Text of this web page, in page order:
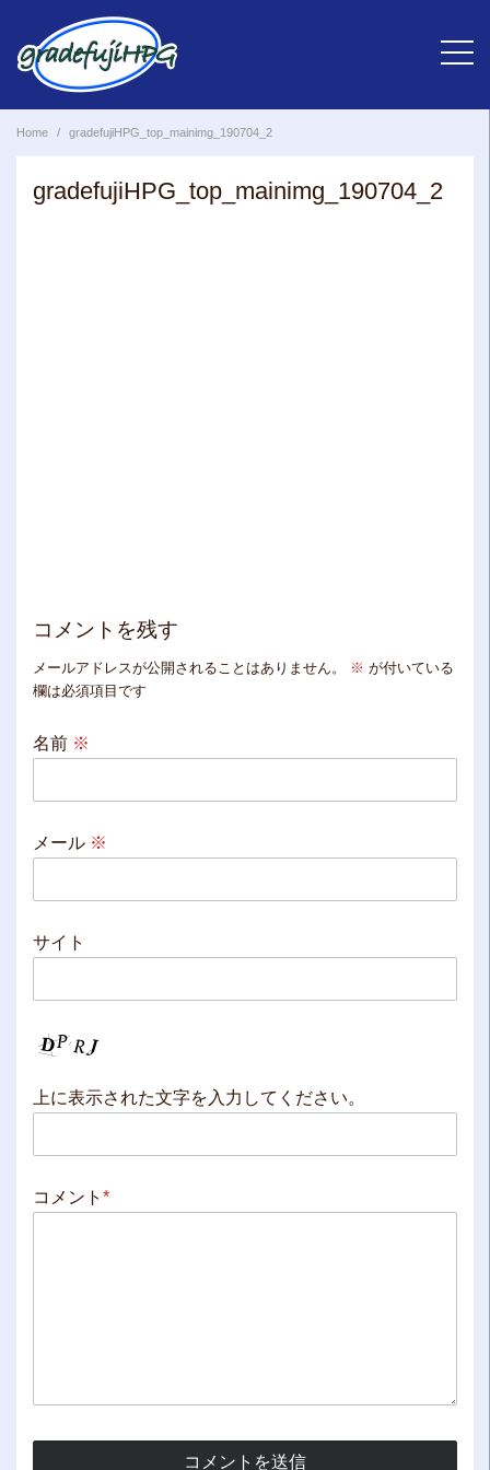
content
Home gradefujiHPG_top_mainimg_190704_2
gradefujiHPG_top_mainimg_190704_2
コメントを残す
メールアドレスが公開されることはありません。 ※ が付いている
欄は必須項目です
名前 ※
メール ※
サイト
上に表示された文字を入力してください。
コメント *